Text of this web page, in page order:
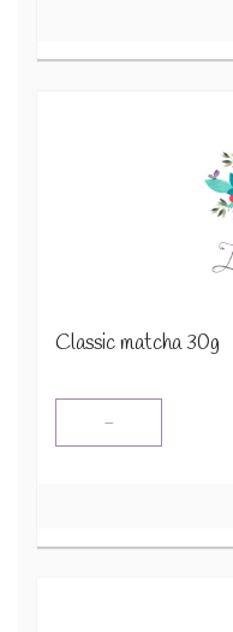
Classic matcha 30g
-